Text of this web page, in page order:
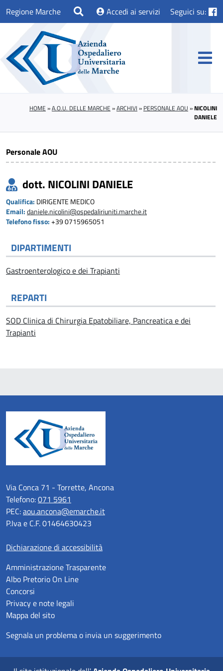
Regione Marche Accedi ai servizi Seguici su:
HOME »A.O.U. DELLE MARCHE »ARCHIVI » PERSONALE AOU »NICOLINI
DANIELE
Personale AOU
dott. NICOLINI DANIELE
Qualifica: DIRIGENTE MEDICO
Email: daniele.nicolini@ospedaliriuniti.marche.it
Telefono fisso: +39 0715965051
DIPARTIMENTI
Gastroenterologico e dei Trapianti
REPARTI
SOD Clinica di Chirurgia Epatobiliare, Pancreatica e dei
Trapianti
Via Conca 71 - Torrette, Ancona
Telefono:071 5961
PEC:aou.ancona@emarche.it
P.Iva e C.F. 01464630423
Dichiarazione di accessibilità
Amministrazione Trasparente
Albo Pretorio On Line
Concorsi
Privacy e note legali
Mappa del sito
Segnala un problema o invia un suggerimento